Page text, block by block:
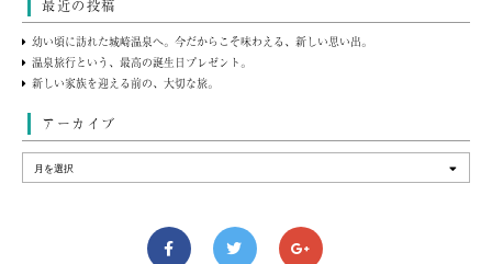
最近の投稿
幼い頃に訪れた城崎温泉へ。今だからこそ味わえる、新しい思い出。
温泉旅行という、最高の誕生日プレゼント。
新しい家族を迎える前の、大切な旅。
アーカイブ